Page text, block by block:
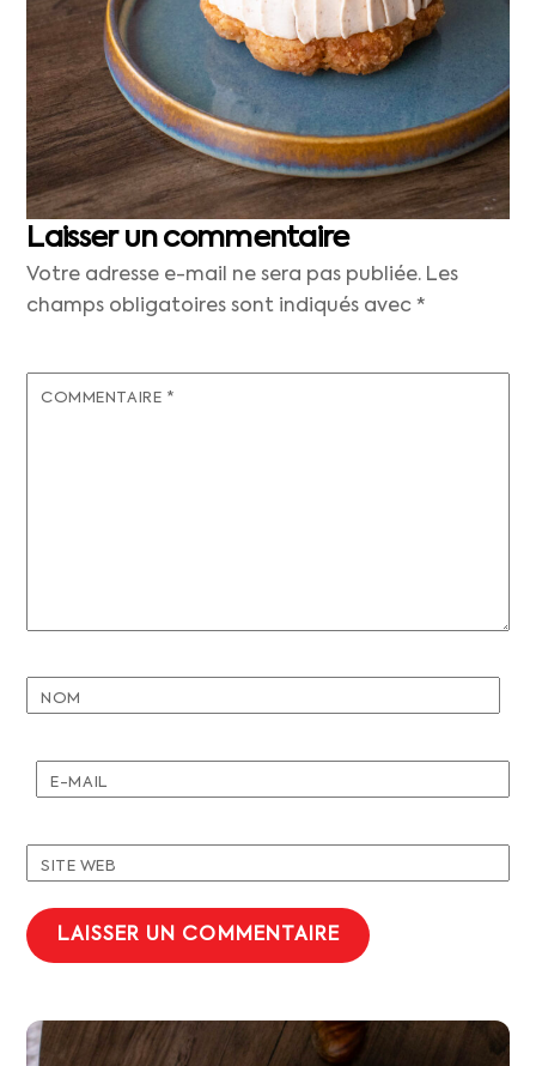
Laisser un commentaire
Votre adresse e-mail ne sera pas publiée. Les
champs obligatoires sont indiqués avec*
COMMENTAIRE *
NOM
E-MAIL
SITE WEB